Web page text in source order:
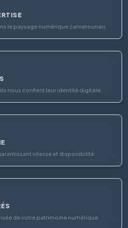
le paysage numérique camerounais.
nous confient leur identité digitale.
vitesse et disponibilité.
de votre patrimoine numérique.